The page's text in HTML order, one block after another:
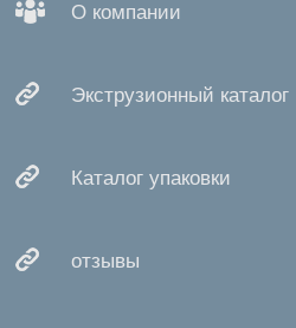
О компании
Экструзионный каталог
Каталог упаковки
отзывы